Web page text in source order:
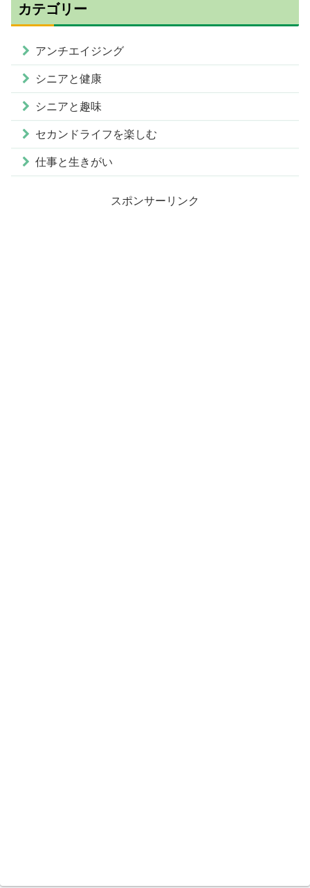
カテゴリー
アンチエイジング
シニアと健康
シニアと趣味
セカンドライフを楽しむ
仕事と生きがい
スポンサーリンク